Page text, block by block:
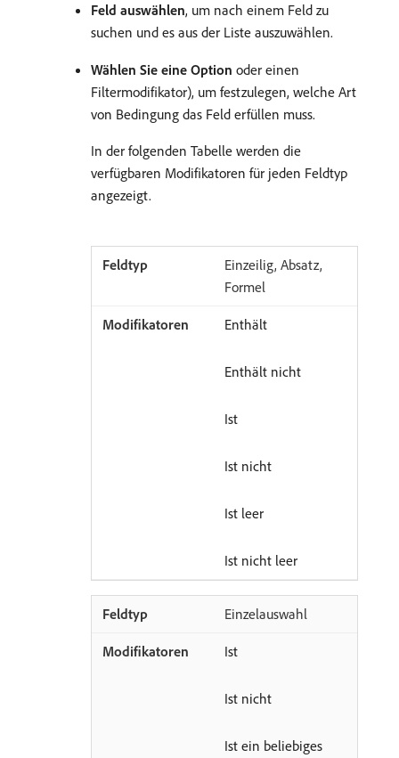
Feld auswählen, um nach einem Feld zu
suchen und es aus der Liste auszuwählen.
Wählen Sie eine Option oder einen
Filtermodifikator), um festzulegen, welche Art
von Bedingung das Feld erfüllen muss.
In der folgenden Tabelle werden die
verfügbaren Modifikatoren für jeden Feldtyp
angezeigt.
Einzeilig, Absatz,
Formel
Enthält
Enthält nicht
Ist
Ist nicht
Ist leer
Ist nicht leer
Einzelauswahl
Ist
Ist nicht
Ist ein beliebiges